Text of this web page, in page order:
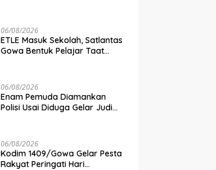
Pertambahan Usia
06/08/2026
ETLE Masuk Sekolah, Satlantas
Gowa Bentuk Pelajar Taat
06/08/2026
Enam Pemuda Diamankan
Polisi Usai Diduga Gelar Judi
06/08/2026
Kodim 1409/Gowa Gelar Pesta
Rakyat Peringati Hari